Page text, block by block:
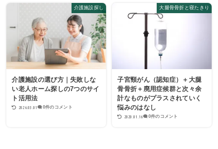
介護施設探し
介護施設の選び方｜失敗しな
い老人ホーム探しの7つのサイ
ト活用法
2026.03.01 0件のコメント
大腿骨骨折と寝たきり
子宮頸がん（認知症）＋大腿
骨骨折＋廃用症候群と次々余
計なものがプラスされていく
悩みのはなし
2020.01.16 0件のコメント